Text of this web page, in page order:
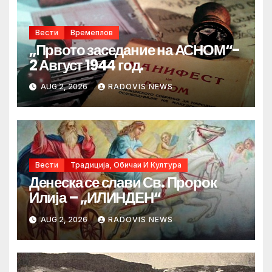
Вести Времеплов
„Првото заседание на АСНОМ“-
2 Август 1944 год.
AUG 2, 2026 RADOVIS NEWS
Вести Традиција, Обичаи И Култура
Денеска се слави Св. Пророк
Илија – „ИЛИНДЕН“
AUG 2, 2026 RADOVIS NEWS